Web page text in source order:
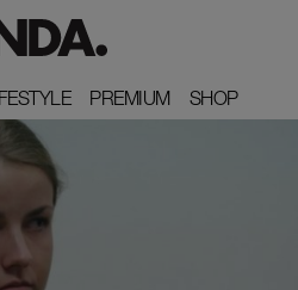
PREMIUM
PREMIUM SHOP
SHOP